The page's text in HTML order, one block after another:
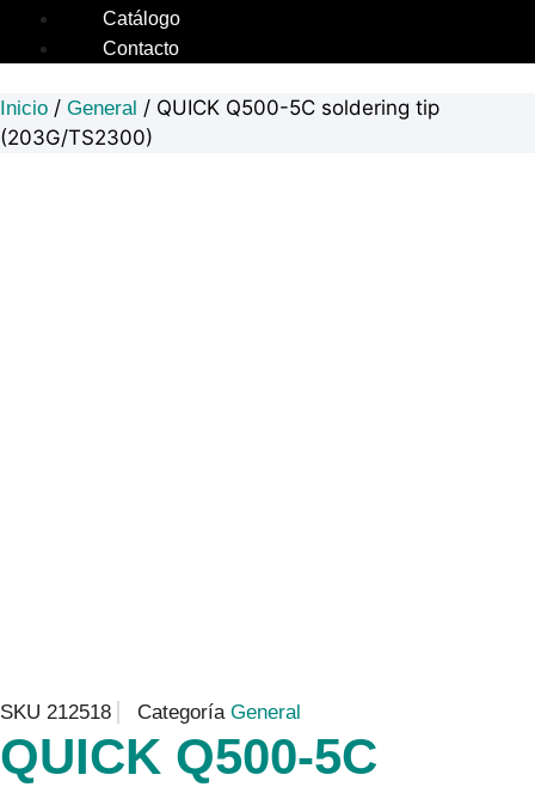
Catálogo
Contacto
Inicio / General / QUICK Q500-5C soldering tip
(203G/TS2300)
SKU 212518 Categoría General
QUICK Q500-5C